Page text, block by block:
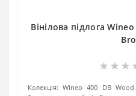
Вінілова підлога
Колекція: Wineo 400 DB Wood